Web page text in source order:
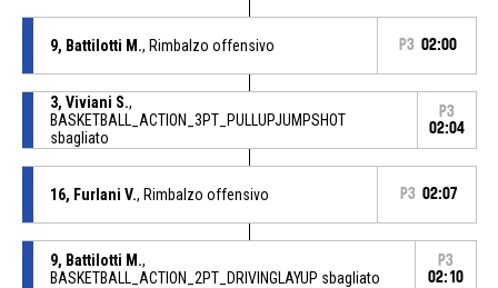
9, Battilotti M., Rimbalzo offensivo P3 02:00
3, Viviani S.,
BASKETBALL_ACTION_3PT_PULLUPJUMPSHOT
sbagliato
P3
02:04
16, Furlani V., Rimbalzo offensivo P3 02:07
9, Battilotti M.,
BASKETBALL_ACTION_2PT_DRIVINGLAYUP sbagliato
P3
02:10